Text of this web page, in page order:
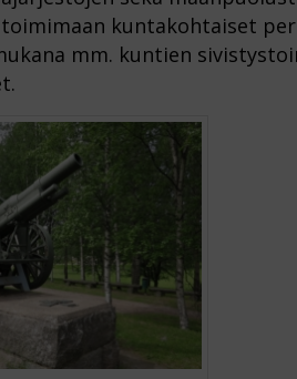
kuntakohtaiset
mm. kuntien